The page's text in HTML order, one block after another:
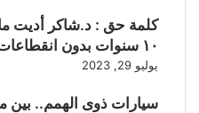
كلمة حق : د.شاكر أديت
١٠ سنوات بدون انقطاعات
يوليو 29, 2023
سيارات ذوى الهمم.. بين